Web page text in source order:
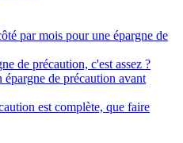
par mois pour une épargne de
de précaution, c'est assez ?
de précaution avant
est complète, que faire